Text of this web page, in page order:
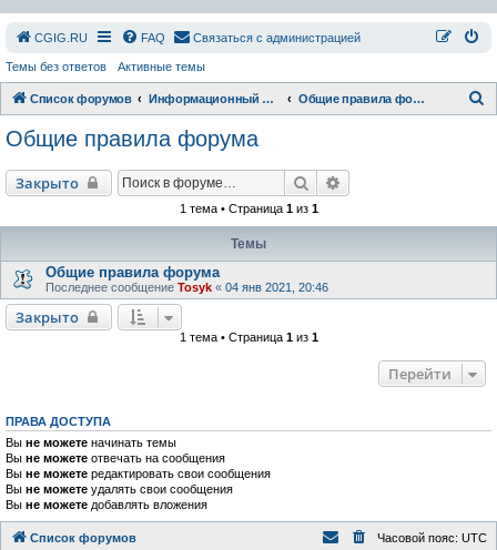
СGIG.RU FAQ Связаться с администрацией
Темы без ответов Активные темы
Список форумов Информационный раздел Общие правила форума
Общие правила форума
Закрыто Поиск
1 тема • Страница 1из 1
Темы
Общие правила форума
Последнее сообщение Tosyk « 04 янв 2021, 20:46
Закрыто
1 тема • Страница 1из 1
Перейти
ПРАВА ДОСТУПА
Вы не можете начинать темы
Вы не можете отвечать на сообщения
Вы не можете редактировать свои сообщения
Вы не можете удалять свои сообщения
Вы не можете добавлять вложения
Список форумов Часовой пояс: UTC